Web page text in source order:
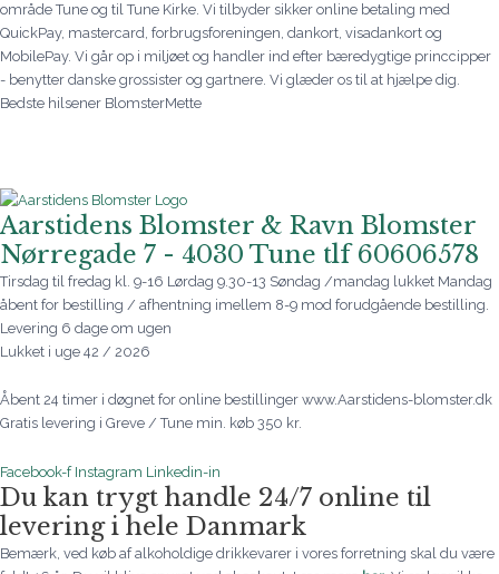
område Tune og til Tune Kirke. Vi tilbyder sikker online betaling med
QuickPay, mastercard, forbrugsforeningen, dankort, visadankort og
MobilePay. Vi går op i miljøet og handler ind efter bæredygtige princcipper
- benytter danske grossister og gartnere. Vi glæder os til at hjælpe dig.
Bedste hilsener BlomsterMette
Aarstidens Blomster & Ravn Blomster
Nørregade 7 - 4030 Tune tlf 60606578
Tirsdag til fredag kl. 9-16 Lørdag 9.30-13 Søndag /mandag lukket Mandag
åbent for bestilling / afhentning imellem 8-9 mod forudgående bestilling.
Levering 6 dage om ugen
Lukket i uge 42 / 2026
Åbent 24 timer i døgnet for online bestillinger www.Aarstidens-blomster.dk
Gratis levering i Greve / Tune min. køb 350 kr.
Facebook-f Instagram Linkedin-in
Du kan trygt handle 24/7 online til
levering i hele Danmark
Bemærk, ved køb af alkoholdige drikkevarer i vores forretning skal du være